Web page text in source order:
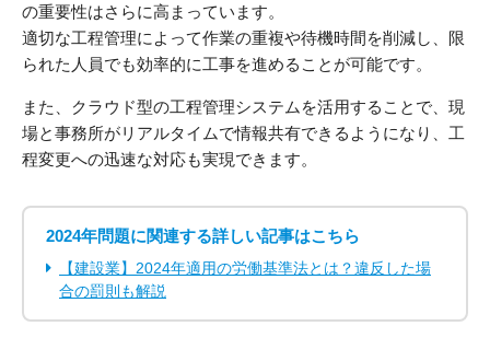
の重要性はさらに高まっています。
適切な工程管理によって作業の重複や待機時間を削減し、限
られた人員でも効率的に工事を進めることが可能です。
また、クラウド型の工程管理システムを活用することで、現
場と事務所がリアルタイムで情報共有できるようになり、工
程変更への迅速な対応も実現できます。
2024年問題に関連する詳しい記事はこちら
【建設業】2024年適用の労働基準法とは？違反した場
合の罰則も解説